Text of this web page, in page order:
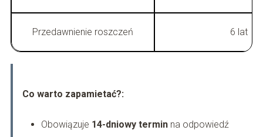
Przedawnienie roszczeń 6 lat
Co warto zapamietać?:
Obowiązuje 14-dniowy terminna odpowiedź